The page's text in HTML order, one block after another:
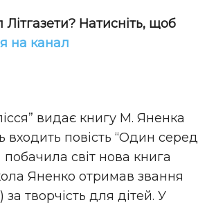
Натисніть, щоб
на канал
видає книгу М. Яненка
входить повість “Один серед
побачила світ нова книга
Яненко отримав звання
за творчість для дітей. У